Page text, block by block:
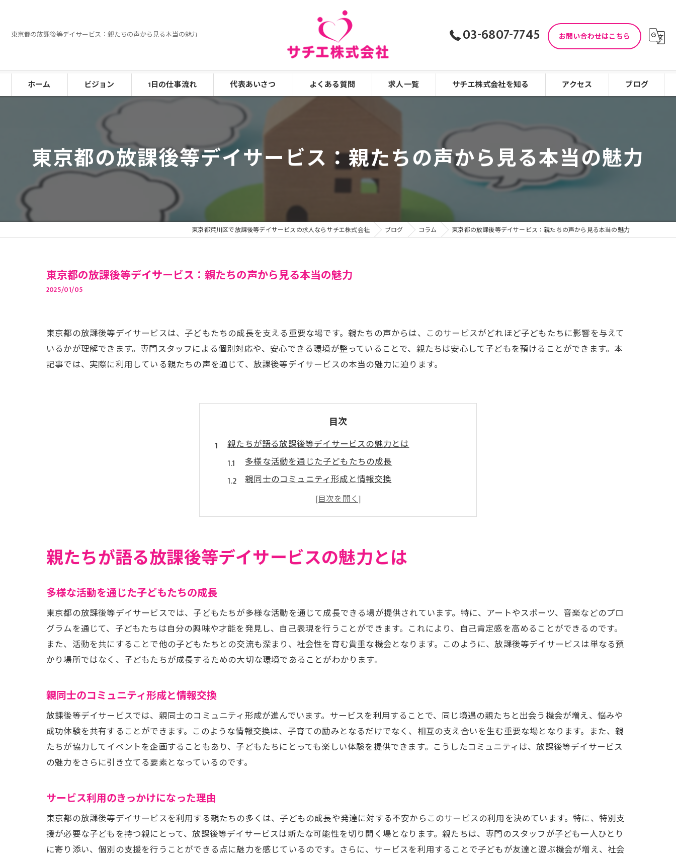
東京都の放課後等デイサービス：親たちの声から見る本当の魅力 03-6807-7745 お問い合わせはこちら
ホーム ビジョン 1日の仕事流れ 代表あいさつ よくある質問 求人一覧 サチエ株式会社を知る
児童発達支援
働きやすい
未経験
アクセス ブログ
東京都の放課後等デイサービス：親たちの声から見る本当の魅力
東京都荒川区で放課後等デイサービスの求人ならサチエ株式会社 ブログ コラム 東京都の放課後等デイサービス：親たちの声から見る本当の魅力
東京都の放課後等デイサービス：親たちの声から見る本当の魅力
2025/01/05
東京都の放課後等デイサービスは、子どもたちの成長を支える重要な場です。親たちの声からは、このサービスがどれほど子どもたちに影響を与えて
いるかが理解できます。専門スタッフによる個別対応や、安心できる環境が整っていることで、親たちは安心して子どもを預けることができます。本
記事では、実際に利用している親たちの声を通じて、放課後等デイサービスの本当の魅力に迫ります。
目次
親たちが語る放課後等デイサービスの魅力とは
多様な活動を通じた子どもたちの成長
親同士のコミュニティ形成と情報交換
サービス利用のきっかけになった理由
放課後等デイサービスが親に与える安心感
放課後等デイサービスの選び方
東京都の放課後等デイサービスで育まれる子どもの成長
放課後等デイサービスで得られる自信
新たな挑戦が可能にするスキルアップ
保護者が語る子どもの成長実感
安全な施設管理と環境の整備
放課後等デイサービスでの専門的なケア
保護者が求める安心の基準
東京都の放課後等デイサービスの安全対策
専門スタッフによる個別対応がもたらす安心感
専門スタッフが果たす重要な役割
放課後等デイサービスでの個別プラン作成方法
親たちが語る放課後等デイサービスの魅力とは
多様な活動を通じた子どもたちの成長
東京都の放課後等デイサービスでは、子どもたちが多様な活動を通じて成長できる場が提供されています。特に、アートやスポーツ、音楽などのプロ
グラムを通じて、子どもたちは自分の興味や才能を発見し、自己表現を行うことができます。これにより、自己肯定感を高めることができるのです。
また、活動を共にすることで他の子どもたちとの交流も深まり、社会性を育む貴重な機会となります。このように、放課後等デイサービスは単なる預
かり場所ではなく、子どもたちが成長するための大切な環境であることがわかります。
親同士のコミュニティ形成と情報交換
放課後等デイサービスでは、親同士のコミュニティ形成が進んでいます。サービスを利用することで、同じ境遇の親たちと出会う機会が増え、悩みや
成功体験を共有することができます。このような情報交換は、子育ての励みとなるだけでなく、相互の支え合いを生む重要な場となります。また、親
たちが協力してイベントを企画することもあり、子どもたちにとっても楽しい体験を提供できます。こうしたコミュニティは、放課後等デイサービス
の魅力をさらに引き立てる要素となっているのです。
サービス利用のきっかけになった理由
東京都の放課後等デイサービスを利用する親たちの多くは、子どもの成長や発達に対する不安からこのサービスの利用を決めています。特に、特別支
援が必要な子どもを持つ親にとって、放課後等デイサービスは新たな可能性を切り開く場となります。親たちは、専門のスタッフが子ども一人ひとり
に寄り添い、個別の支援を行うことができる点に魅力を感じているのです。さらに、サービスを利用することで子どもが友達と遊ぶ機会が増え、社会